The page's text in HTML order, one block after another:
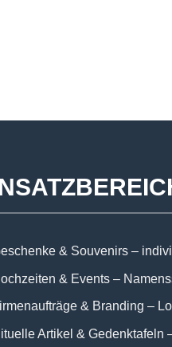
& Souvenirs –
& Events –
& Branding –
Artikel & Gedenktafeln